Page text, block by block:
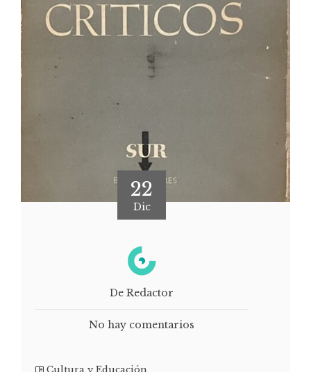
22
Dic
De Redactor
No hay comentarios
Cultura y Educación